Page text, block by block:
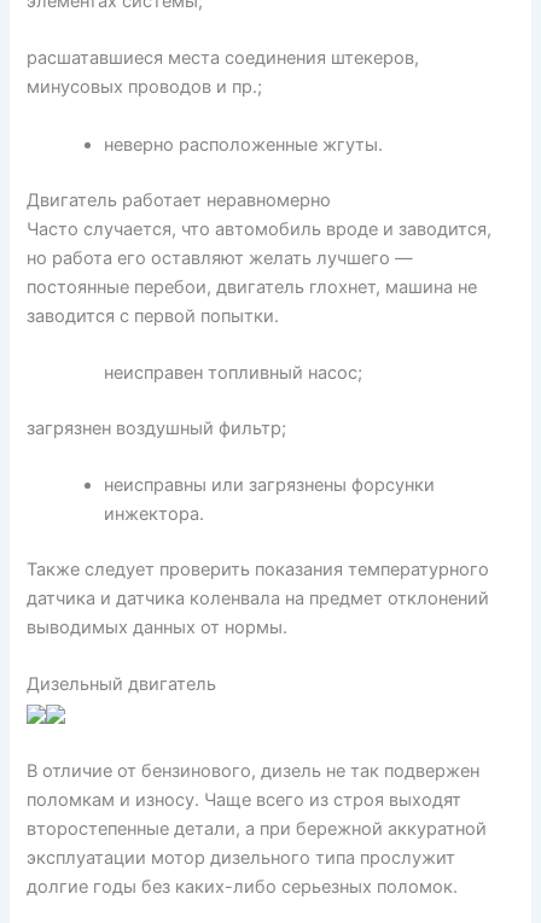
расшатавшиеся места соединения штекеров,
минусовых проводов и пр.;
неверно расположенные жгуты.
Двигатель работает неравномерно
Часто случается, что автомобиль вроде и заводится,
но работа его оставляют желать лучшего —
постоянные перебои, двигатель глохнет, машина не
заводится с первой попытки.
неисправен топливный насос;
загрязнен воздушный фильтр;
неисправны или загрязнены форсунки
инжектора.
Также следует проверить показания температурного
датчика и датчика коленвала на предмет отклонений
выводимых данных от нормы.
Дизельный двигатель
В отличие от бензинового, дизель не так подвержен
поломкам и износу. Чаще всего из строя выходят
второстепенные детали, а при бережной аккуратной
эксплуатации мотор дизельного типа прослужит
долгие годы без каких-либо серьезных поломок.